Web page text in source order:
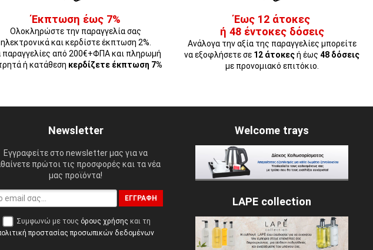
Έκπτωση έως 7%
Ολοκληρώστε την παραγγελία σας
ηλεκτρονικά και κερδίστε έκπτωση 2%.
παραγγελίες από 200€+ΦΠΑ και πληρωμή
ή κατάθεση κερδίζετε έκπτωση 7%
Έως 12 άτοκες
ή 48 έντοκες δόσεις
Ανάλογα την αξία της παραγγελίες μπορείτε
να εξοφλήσετε σε 12 άτοκεςή έως48 δόσεις
με προνομιακό επιτόκιο.
Newsletter
Εγγραφείτε στο newsletter μας για να
πρώτοι τις προσφορές και τα νέα
μας προϊόντα!
ΕΓΓΡΑΦΉ
Συμφωνώ με τους όρους χρήσης και τη
προστασίας προσωπικών δεδομένων
Welcome trays
LAPE collection